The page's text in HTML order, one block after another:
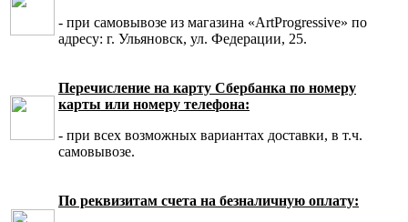
- при самовывозе из магазина «ArtProgressive» по
адресу: г. Ульяновск, ул. Федерации, 25.
Перечисление на карту Сбербанка по номеру
карты или номеру телефона:
- при всех возможных вариантах доставки, в т.ч.
самовывозе.
По реквизитам счета на безналичную оплату: